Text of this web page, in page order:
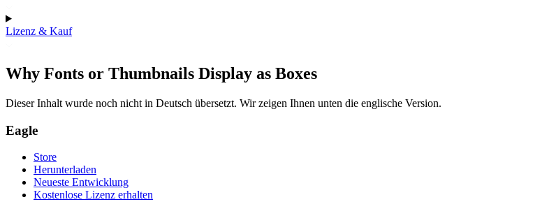
Lizenz & Kauf
Why Fonts or Thumbnails Display as Boxes
Dieser Inhalt wurde noch nicht in Deutsch übersetzt. Wir zeigen Ihnen unten die englische Version.
Eagle
Store
Herunterladen
Neueste Entwicklung
Kostenlose Lizenz erhalten